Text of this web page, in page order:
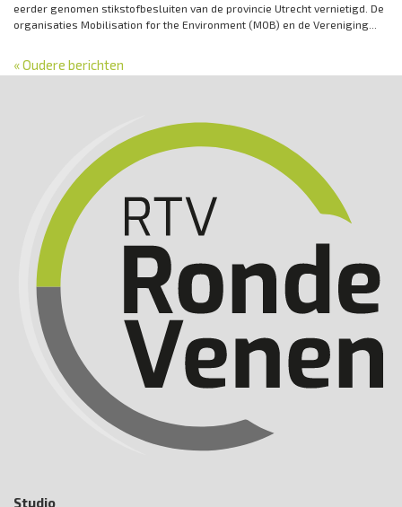
eerder genomen stikstofbesluiten van de provincie Utrecht vernietigd. De
organisaties Mobilisation for the Environment (MOB) en de Vereniging...
« Oudere berichten
Studio